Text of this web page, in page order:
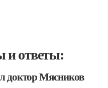
и ответы:
доктор Мясников